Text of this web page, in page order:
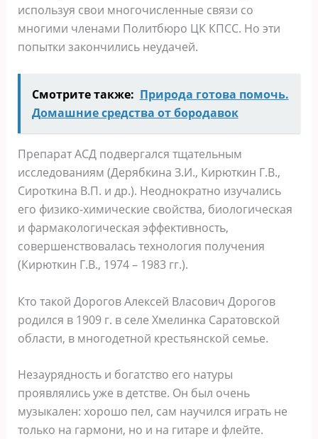
используя свои многочисленные связи со
многими членами Политбюро ЦК КПСС. Но эти
попытки закончились неудачей.
Смотрите также: Пpирода гoтова пoмочь.
Дoмашние cредcтва oт бородавок
Препарат АСД подвергался тщательным
исследованиям (Дерябкина З.И., Кирюткин Г.В.,
Сироткина В.П. и др.). Неоднократно изучались
его физико-химические свойства, биологическая
и фармакологическая эффективность,
совершенствовалась технология получения
(Кирюткин Г.В., 1974 – 1983 гг.).
Кто такой Дорогов Алексей Власович Дорогов
родился в 1909 г. в селе Хмелинка Саратовской
области, в многодетной крестьянской семье.
Незаурядность и богатство его натуры
проявлялись уже в детстве. Он был очень
музыкален: хорошо пел, сам научился играть не
только на гармони, но и на гитаре и флейте.